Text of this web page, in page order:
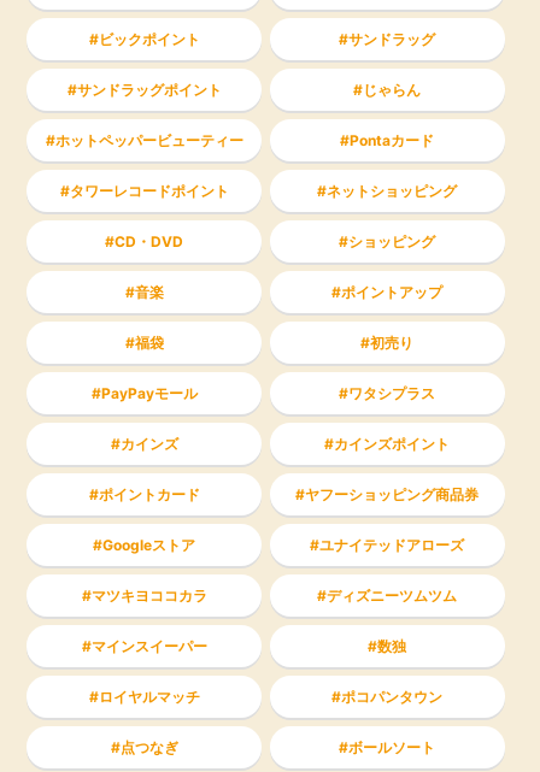
ビックポイント サンドラッグ
サンドラッグポイント じゃらん
ホットペッパービューティー Pontaカード
タワーレコードポイント ネットショッピング
CD・DVD ショッピング
音楽 ポイントアップ
福袋 初売り
PayPayモール ワタシプラス
カインズ カインズポイント
ポイントカード ヤフーショッピング商品券
Googleストア ユナイテッドアローズ
マツキヨココカラ ディズニーツムツム
マインスイーパー 数独
ロイヤルマッチ ポコパンタウン
点つなぎ ボールソート